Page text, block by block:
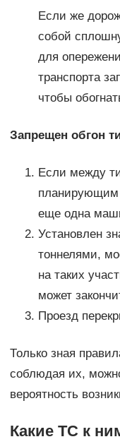
Если же
собой
для
транспорта
чтобы
Запрещен обгон
Если между
планирующим
еще одна
Установлен
тоннелями,
на таких
может
Проезд
Только зная
соблюдая их,
вероятность
Какие ТС к